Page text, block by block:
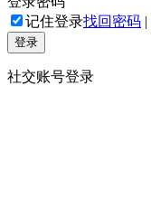
记住登录找回密码 |
登录
社交账号登录